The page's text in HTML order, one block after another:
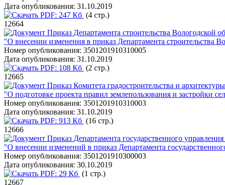
Дата опубликования: 31.10.2019
PDF: 247 Кб (4 стр.)
12664
Приказ Департамента строительства Вологодской
"О внесении изменения в приказ Департамента строительства
Номер опубликования: 3501201910310005
Дата опубликования: 31.10.2019
PDF: 108 Кб (2 стр.)
12665
Приказ Комитета градостроительства и
"О подготовке проекта правил землепользования и застройки
Номер опубликования: 3501201910310003
Дата опубликования: 31.10.2019
PDF: 913 Кб (16 стр.)
12666
Приказ Департамента государственного
"О внесении изменений в приказ Департамента
Номер опубликования: 3501201910300003
Дата опубликования: 30.10.2019
PDF: 29 Кб (1 стр.)
12667